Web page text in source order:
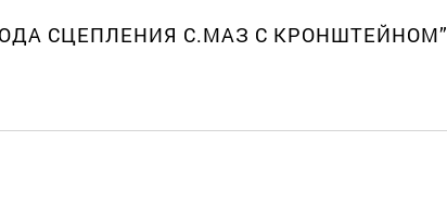
СЦЕПЛЕНИЯ С.МАЗ С КРОНШТЕЙНОМ”